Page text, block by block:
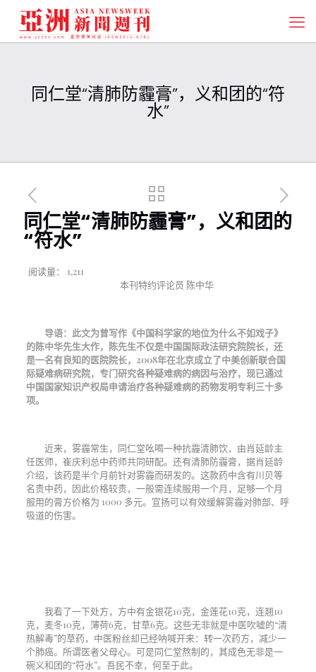
同仁堂“清肺防霾膏”，义和团的“符
水”
同仁堂“清肺防霾膏”，义和团的
“符水”
阅读量：
1,211
本刊特约评论员 陈中华
导语： 此文为曾写作《中国科学家的地位为什么不如戏子》
的陈中华先生大作，陈先生不仅是中国国际政法研究院院长，还
是一名有良知的医院院长， 2008年在北京成立了中美创新联合国
际疑难病研究院，专门研究各种疑难病的病因与治疗，现已通过
中国国家知识产权局申请治疗各种疑难病的药物发明专利三十多
项。
近来，雾霾常生，同仁堂吆喝一种抗霾清肺饮，由肖延龄主
任医师，崔庆利总中药师共同研配。还有清肺防霾膏，据肖延龄
介绍，该药是半个月前针对雾霾而研发的。这款药中含有川贝等
名贵中药，因此价格较贵，一般需连续服用一个月，足够一个月
服用的膏方价格为 1000 多元。宣扬可以有效缓解雾霾对肺部、呼
吸道的伤害。
我看了一下处方，方中有金银花10克，金莲花10克，连翘10
克，麦冬10克，薄荷6克，甘草6克。这些无非就是中医吹嘘的“清
热解毒”的草药，中医粉丝却已经呐喊开来：转一次药方，减少一
个肺癌。所谓医者父母心。可是同仁堂熬制的，其成色无非是一
碗义和团的“符水”。吾民不幸，何至于此。